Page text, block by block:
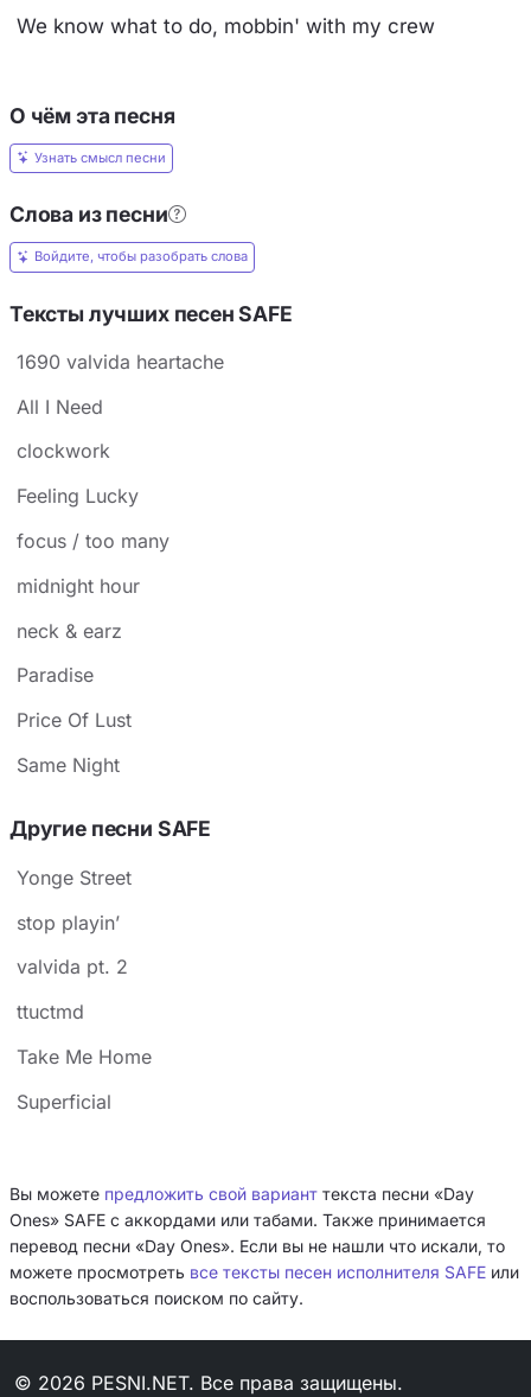
We know what to do, mobbin' with my crew
О чём эта песня
Узнать смысл песни
Слова из песни
Войдите, чтобы разобрать слова
Тексты лучших песен SAFE
1690 valvida heartache
All I Need
​​clockwork
Feeling Lucky
​​focus / too many
​​midnight hour
​​neck & earz
Paradise
Price Of Lust
Same Night
Другие песни SAFE
Yonge Street
​​stop playin’
​​valvida pt. 2
ttuctmd
Take Me Home
Superficial
Вы можете предложить свой вариант текста песни «Day
Ones» SAFE с аккордами или табами. Также принимается
перевод песни «Day Ones». Если вы не нашли что искали, то
можете просмотреть все тексты песен исполнителя SAFE или
воспользоваться поиском по сайту.
© 2026 PESNI.NET. Все права защищены.